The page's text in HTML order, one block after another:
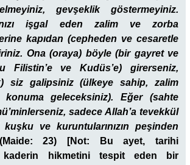
gevşeklik göstermeyiniz.
işgal eden zalim ve zorba
kapıdan (cepheden ve cesaretle
Ona (oraya) böyle (bir gayret ve
Filistin’e ve Kudüs’e) girerseniz,
siz galipsiniz (ülkeye sahip, zalim
geleceksiniz). Eğer (sahte
sadece Allah’a tevekkül
ve kuruntularınızın peşinden
(Maide: 23) [Not: Bu ayet, tarihi
hikmetini tespit eden bir